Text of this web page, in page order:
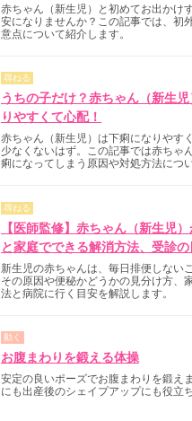
赤ちゃん（新生児）と初めてお出かけ
安になりませんか？この記事では、初
意点について紹介します。
尋ねる
うちの子だけ？赤ちゃん（新生
りやすくて心配！
赤ちゃん（新生児）は下痢になりやす
少なくないはず。この記事では赤ちゃ
痢になってしまう原因や対処方法につ
尋ねる
【医師監修】赤ちゃん（新生児
と家庭でできる解消方法、受診
新生児の赤ちゃんは、毎日排便しない
その原因や便秘かどうかの見分け方、
法と病院に行く目安を解説します。
動く
お腹まわりを鍛える体操
安定の良いポーズでお腹まわりを鍛え
にも出産後のシェイプアップにも役立ち